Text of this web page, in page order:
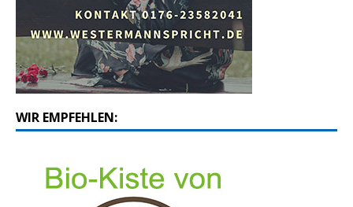
WIR EMPFEHLEN: